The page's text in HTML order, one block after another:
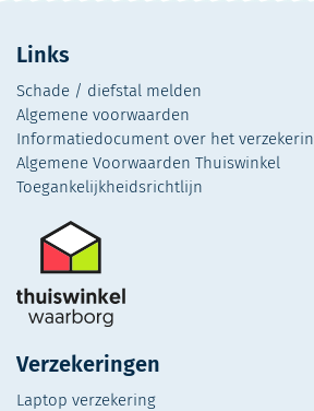
Links
Schade / diefstal melden
Algemene voorwaarden
Informatiedocument over het
Algemene Voorwaarden Thuiswinkel
Toegankelijkheidsrichtlijn
Verzekeringen
Laptop verzekering